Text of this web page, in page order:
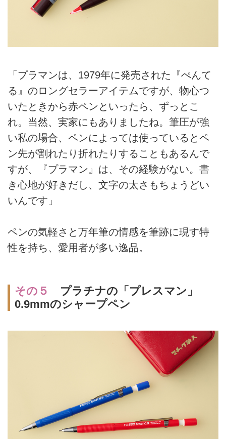
「プラマンは、1979年に発売された『ぺんて
る』のロングセラーアイテムですが、物心つ
いたときから赤ペンといったら、ずっとこ
れ。当然、実家にもありましたね。筆圧が強
い私の場合、ペンによっては使っているとペ
ン先が割れたり折れたりすることもあるんで
すが、『プラマン』は、その経験がない。書
き心地が好きだし、文字の太さもちょうどい
いんです」
ペンの気軽さと万年筆の情感を筆跡に現す特
性を持ち、愛用者が多い逸品。
その５
プラチナの「プレスマン」
0.9mmのシャープペン